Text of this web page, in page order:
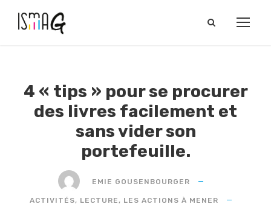
4 « tips » pour se procurer
des livres facilement et
sans vider son
portefeuille.
EMIE GOUSENBOURGER
ACTIVITÉS, LECTURE, LES ACTIONS À MENER